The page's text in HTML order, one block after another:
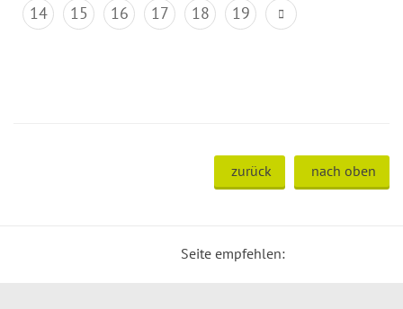
14
15 16 17 18 19
zurück nach oben
Seite empfehlen: